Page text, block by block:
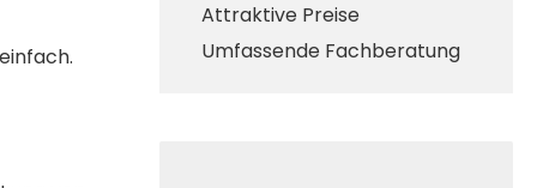
Attraktive Preise
Umfassende Fachberatung